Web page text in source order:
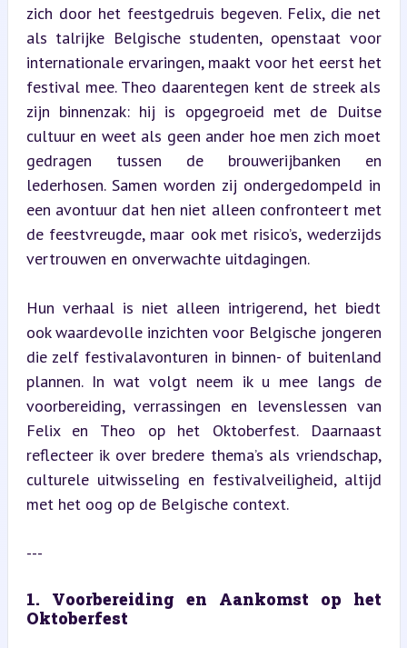
zich door het feestgedruis begeven. Felix, die net
als talrijke Belgische studenten, openstaat voor
internationale ervaringen, maakt voor het eerst het
festival mee. Theo daarentegen kent de streek als
zijn binnenzak: hij is opgegroeid met de Duitse
cultuur en weet als geen ander hoe men zich moet
gedragen tussen de brouwerijbanken en
lederhosen. Samen worden zij ondergedompeld in
een avontuur dat hen niet alleen confronteert met
de feestvreugde, maar ook met risico’s, wederzijds
vertrouwen en onverwachte uitdagingen.
Hun verhaal is niet alleen intrigerend, het biedt
ook waardevolle inzichten voor Belgische jongeren
die zelf festivalavonturen in binnen- of buitenland
plannen. In wat volgt neem ik u mee langs de
voorbereiding, verrassingen en levenslessen van
Felix en Theo op het Oktoberfest. Daarnaast
reflecteer ik over bredere thema’s als vriendschap,
culturele uitwisseling en festivalveiligheid, altijd
met het oog op de Belgische context.
---
1. Voorbereiding en Aankomst op het
Oktoberfest